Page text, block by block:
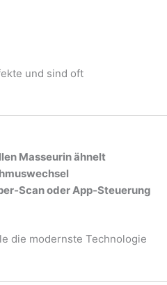
und sind oft
Masseurin ähnelt
oder App‑Steuerung
die modernste Technologie